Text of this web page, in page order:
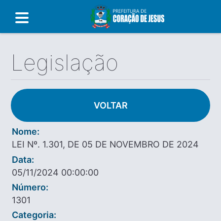
Legislação
VOLTAR
Nome:
LEI Nº. 1.301, DE 05 DE NOVEMBRO DE 2024
Data:
05/11/2024 00:00:00
Número:
1301
Categoria: